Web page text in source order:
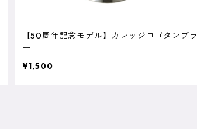
【50周年記念モデル】カレッジロゴタンブラ
ー
¥1,500